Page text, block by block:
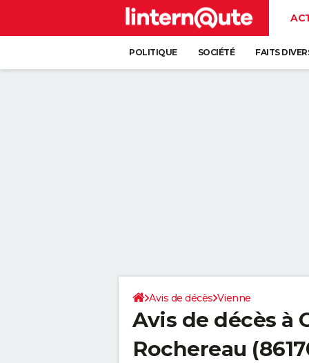
POLITIQUE SOCIÉTÉ FAITS
Avis de décès Vienne
Avis de décès à
Rochereau